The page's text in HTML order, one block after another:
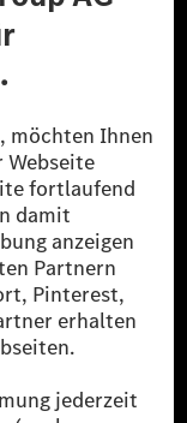
Group durch
von MB.CHARGE
an der jeweiligen
vorliegt,
Diese stellen
eine äquivalente
eingespeist wird.
die jünger
vehicles Test